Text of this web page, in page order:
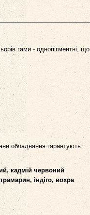
гами - однопігментні, що
обладнання гарантують
кадмій червоний
індіго, вохра